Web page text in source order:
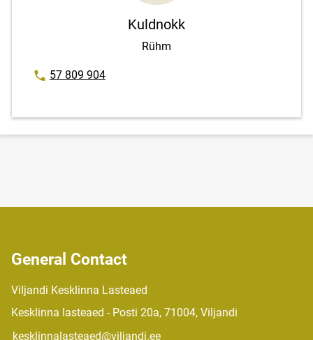
Kuldnokk
Rühm
Phone number
57 809 904
General Contact
Viljandi Kesklinna Lasteaed
Kesklinna lasteaed - Posti 20a, 71004, Viljandi
kesklinnalasteaed@viljandi.ee